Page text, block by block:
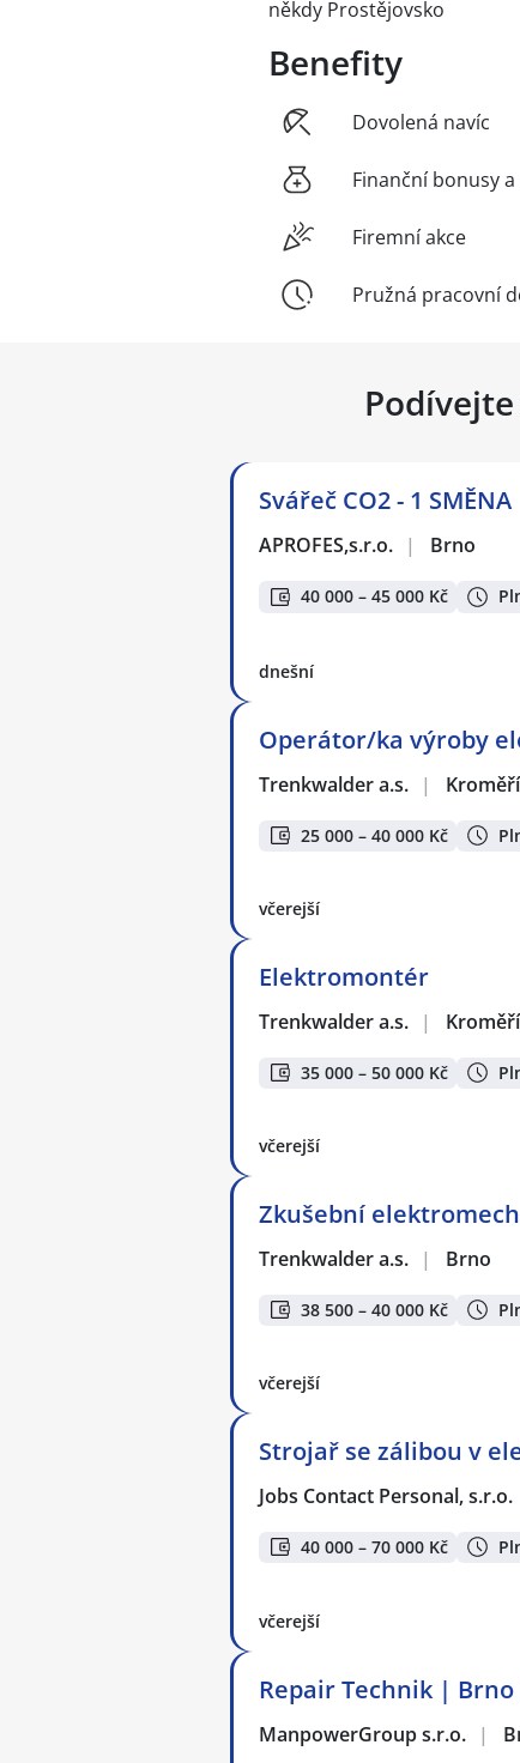
někdy Prostějovsko
Benefity
Dovolená navíc
Finanční bonusy
Firemní akce
Pružná pracovní
Svářeč CO2 - 1 SMĚNA
APROFES,s.r.o. | Brno
40 000 – 45 000 Kč
dnešní
Operátor/ka výroby
Trenkwalder a.s. |
25 000 – 40 000 Kč
včerejší
Elektromontér
Trenkwalder a.s. |
35 000 – 50 000 Kč
včerejší
Zkušební
Trenkwalder a.s. | Brno
38 500 – 40 000 Kč
včerejší
Strojař se zálibou v
Jobs Contact Personal, s.r.o.
40 000 – 70 000 Kč
včerejší
Repair Technik |
ManpowerGroup s.r.o. |